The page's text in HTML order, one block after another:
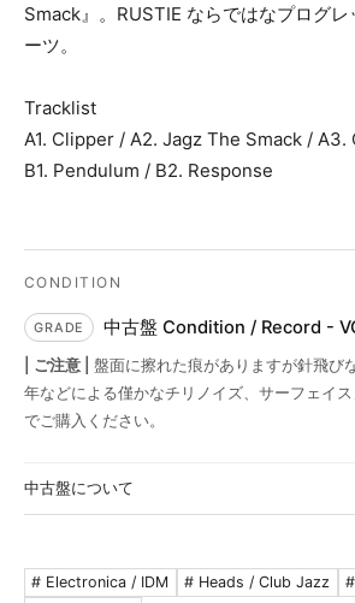
Smack』。RUSTIE ならではなプログ
ーツ。
Tracklist
A1. Clipper / A2. Jagz The Smack / A3.
B1. Pendulum / B2. Response
中古盤 Condition / Record -
| ご注意 | 盤面に擦れた痕がありますが針飛び
年などによる僅かなチリノイズ、サーフェイ
でご購入ください。
中古盤について
S (Sealed) シールド未開封。
# Electronica / IDM # Heads / Club Jazz